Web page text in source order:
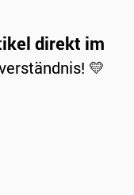
direkt im
💛